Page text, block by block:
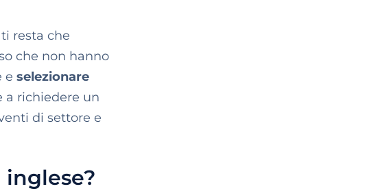
resta che
che non hanno
e selezionare
a richiedere un
di settore e